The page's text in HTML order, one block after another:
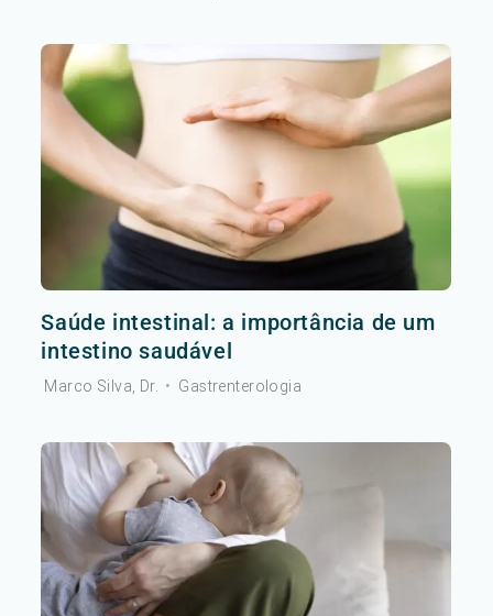
Saúde intestinal: a importância de um
intestino saudável
Marco Silva, Dr. • Gastrenterologia